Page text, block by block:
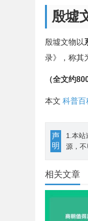
殷墟
殷墟文物以
录》，称其
（全文约
本文 科普百
声
明
1.本站
源，不
相关文章